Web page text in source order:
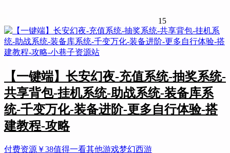
15
【一键端】长安幻夜-充值系统-抽奖系统-
共享背包-挂机系统-助战系统-装备库系
统-千变万化-装备进阶-更多自行体验-搭
建教程-攻略
付费资源 ￥38值得一看其他游戏梦幻西游